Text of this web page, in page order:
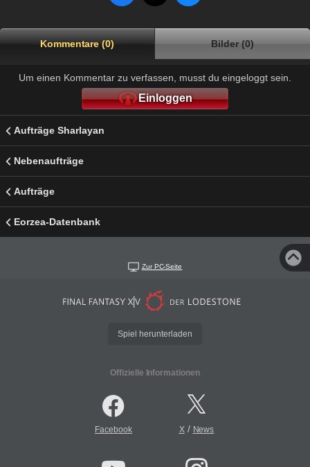
Kommentare (0) Bilder (0)
Um einen Kommentar zu verfassen, musst du eingeloggt sein.
Einloggen
Aufträge Sharlayan
Nebenaufträge
Aufträge
Eorzea-Datenbank
Zur PC-Seite
Spiel herunterladen
Offizielle Informationen
Facebook X/ News